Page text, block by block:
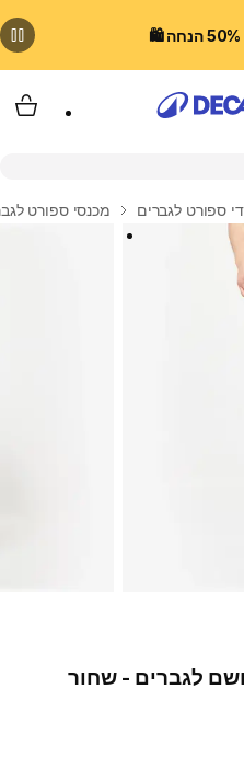
ספורט לגברים מכנסי ספורט
לגברים - שחור